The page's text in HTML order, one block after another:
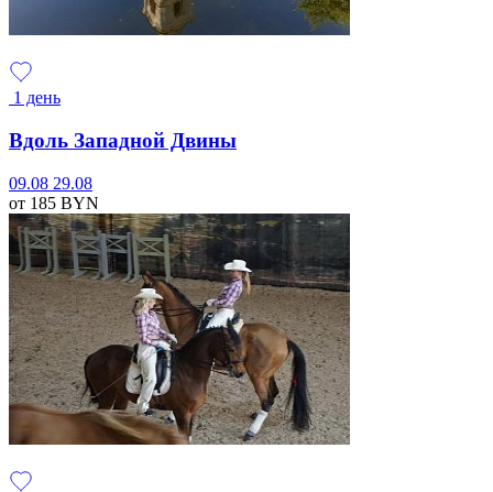
1 день
Вдоль Западной Двины
09.08 29.08
от 185 BYN